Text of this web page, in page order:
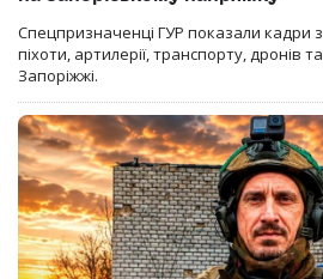
Спецпризначенці ГУР показали кадри
піхоти, артилерії, транспорту, дронів
Запоріжжі.